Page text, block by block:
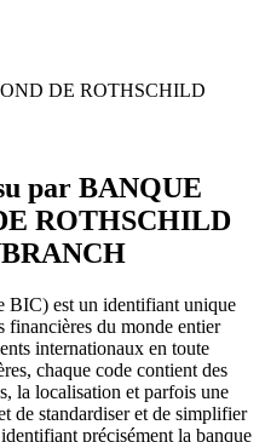
DE ROTHSCHILD
par BANQUE
ROTHSCHILD
BIC) est un identifiant unique
financières du monde entier
internationaux en toute
chaque code contient des
la localisation et parfois une
de standardiser et de simplifier
précisément la banque